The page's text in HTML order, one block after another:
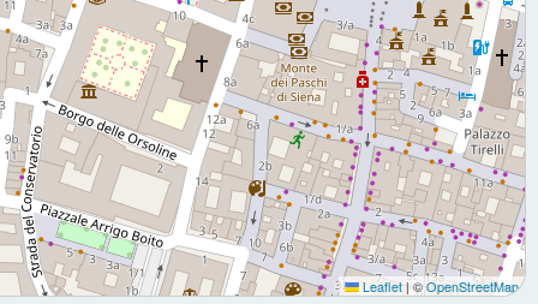
Leaflet|©OpenStreetMap